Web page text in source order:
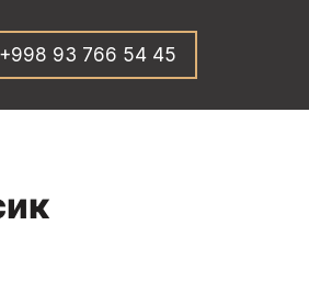
+998 93 766 54 45